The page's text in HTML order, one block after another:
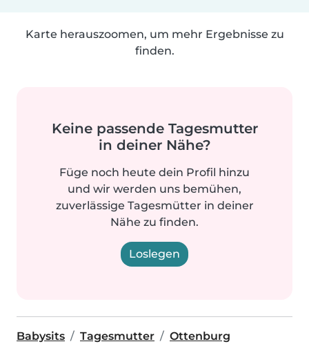
Karte herauszoomen, um mehr Ergebnisse zu
finden.
Keine passende Tagesmutter
in deiner Nähe?
Füge noch heute dein Profil hinzu
und wir werden uns bemühen,
zuverlässige Tagesmütter in deiner
Nähe zu finden.
Loslegen
Babysits Tagesmutter Ottenburg